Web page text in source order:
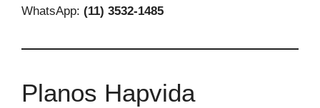
WhatsApp: (11) 3532-1485
Planos Hapvida